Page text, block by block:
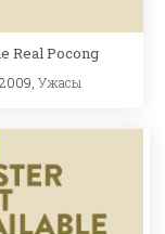
Real Pocong
2009,Ужасы